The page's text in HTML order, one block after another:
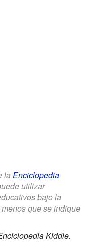
la Enciclopedia
utilizar
bajo la
que se indique
Kiddle.